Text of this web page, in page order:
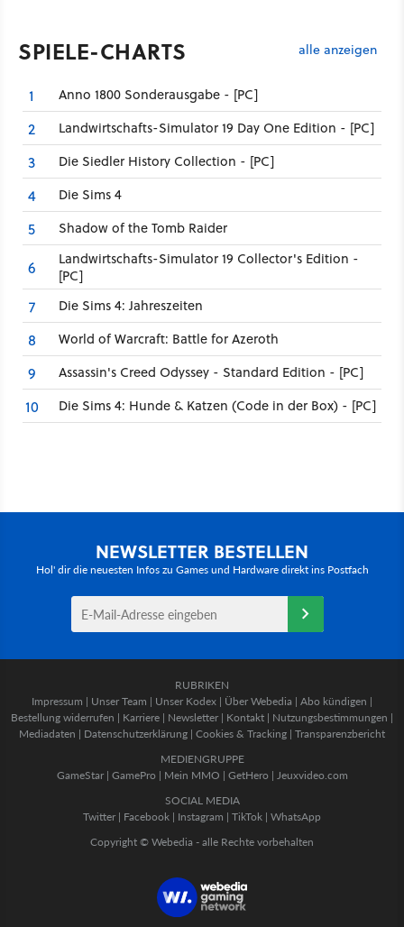
SPIELE-CHARTS alle anzeigen
1 Anno 1800 Sonderausgabe - [PC]
2 Landwirtschafts-Simulator 19 Day One Edition - [PC]
3 Die Siedler History Collection - [PC]
4 Die Sims 4
5 Shadow of the Tomb Raider
6
Landwirtschafts-Simulator 19 Collector's Edition -
[PC]
7 Die Sims 4: Jahreszeiten
8 World of Warcraft: Battle for Azeroth
9 Assassin's Creed Odyssey - Standard Edition - [PC]
10 Die Sims 4: Hunde & Katzen (Code in der Box) - [PC]
NEWSLETTER BESTELLEN
Hol' dir die neuesten Infos zu Games und Hardware direkt ins Postfach
RUBRIKEN
Impressum | Unser Team | Unser Kodex | Über Webedia | Abo kündigen |
Bestellung widerrufen | Karriere | Newsletter | Kontakt | Nutzungsbestimmungen |
Mediadaten | Datenschutzerklärung | Cookies & Tracking | Transparenzbericht
MEDIENGRUPPE
GameStar| GamePro | Mein MMO | GetHero | Jeuxvideo.com
SOCIAL MEDIA
Twitter | Facebook | Instagram | TikTok | WhatsApp
Copyright © Webedia - alle Rechte vorbehalten